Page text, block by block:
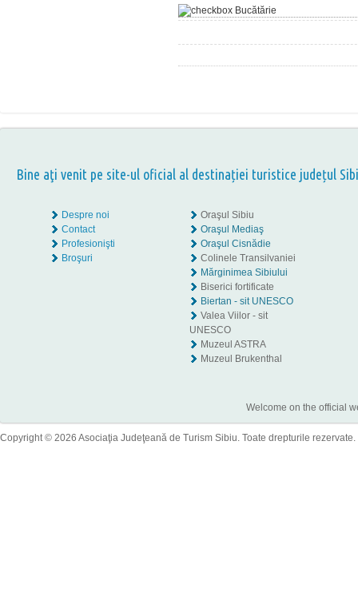
Bucătărie
Bine aţi venit pe site-ul oficial al destinației turistice județul
Despre noi
Contact
Profesionişti
Broşuri
Oraşul Sibiu
Oraşul Mediaş
Oraşul Cisnădie
Colinele Transilvaniei
Mărginimea Sibiului
Biserici fortificate
Biertan - sit UNESCO
Valea Viilor - sit
UNESCO
Muzeul ASTRA
Muzeul Brukenthal
Welcome on the official
Copyright © 2026 Asociaţia Judeţeană de Turism Sibiu. Toate drepturile rezervate.